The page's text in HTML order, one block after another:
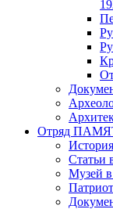
Отряд
Музей